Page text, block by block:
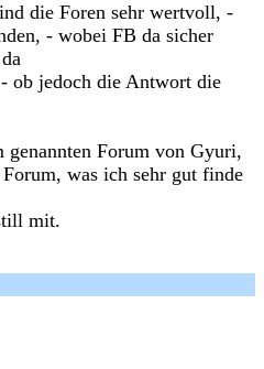
die Foren sehr wertvoll, -
- wobei FB da sicher
ob jedoch die Antwort die
genannten Forum von Gyuri,
was ich sehr gut finde
mit.